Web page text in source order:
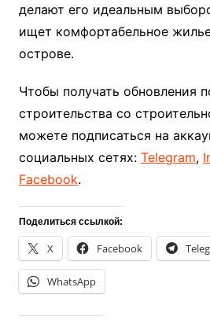
делают его идеальным
ищет комфортабельное
острове.
Чтобы получать обновления
строительства со
можете подписаться на
социальных сетях: Telegram,
Facebook.
Поделиться ссылкой:
X Facebook
WhatsApp